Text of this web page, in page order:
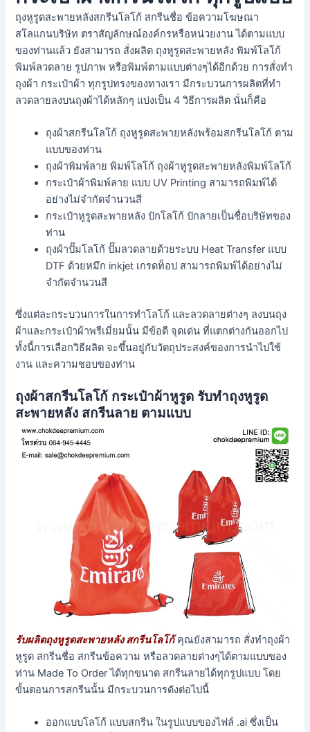
ถุงหูรูดสะพายหลังสกรีนโลโก้ สกรีนชื่อ ข้อความโฆษณา
สโลแกนบริษัท ตราสัญลักษณ์องค์กรหรือหน่วยงาน ได้ตามแบบ
ของท่านแล้ว ยังสามารถ สั่งผลิต ถุงหูรูดสะพายหลัง พิมพ์โลโก้
พิมพ์ลวดลาย รูปภาพ หรือพิมพ์ตามแบบต่างๆได้อีกด้วย การสั่งทำ
ถุงผ้า กระเป๋าผ้า ทุกรูปทรงของทางเรา มีกระบวนการผลิตที่ทำ
ลวดลายลงบนถุงผ้าได้หลักๆ แบ่งเป็น 4 วิธีการผลิต นั่นก็คือ
ถุงผ้าสกรีนโลโก้ ถุงหูรูดสะพายหลังพร้อมสกรีนโลโก้ ตาม
แบบของท่าน
ถุงผ้าพิมพ์ลาย พิมพ์โลโก้ ถุงผ้าหูรูดสะพายหลังพิมพ์โลโก้
กระเป๋าผ้าพิมพ์ลาย แบบ UV Printing สามารถพิมพ์ได้
อย่างไม่จำกัดจำนวนสี
กระเป๋าหูรูดสะพายหลัง ปักโลโก้ ปักลายเป็นชื่อบริษัทของ
ท่าน
ถุงผ้าปั๊มโลโก้ ปั๊มลวดลายด้วยระบบ Heat Transfer แบบ
DTF ด้วยหมึก inkjet เกรดท็อป สามารถพิมพ์ได้อย่างไม่
จำกัดจำนวนสี
ซึ่งแต่ละกระบวนการในการทำโลโก้ และลวดลายต่างๆ ลงบนถุง
ผ้าและกระเป๋าผ้าพรีเมี่ยมนั้น มีข้อดี จุดเด่น ที่แตกต่างกันออกไป
ทั้งนี้การเลือกวิธีผลิต จะขึ้นอยู่กับวัตถุประสงค์ของการนำไปใช้
งาน และความชอบของท่าน
ถุงผ้าสกรีนโลโก้ กระเป๋าผ้าหูรูด รับทำถุงหูรูด
สะพายหลัง สกรีนลาย ตามแบบ
รับผลิตถุงหูรูดสะพายหลัง สกรีนโลโก้คุณยังสามารถ สั่งทำถุงผ้า
หูรูด สกรีนชื่อ สกรีนข้อความ หรือลวดลายต่างๆได้ตามแบบของ
ท่าน Made To Order ได้ทุกขนาด สกรีนลายได้ทุกรูปแบบ โดย
ขั้นตอนการสกรีนนั้น มีกระบวนการดังต่อไปนี้
ออกแบบโลโก้ แบบสกรีน ในรูปแบบของไฟล์ .ai ซึ่งเป็น